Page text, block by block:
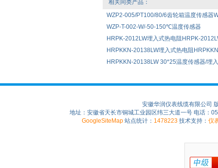
相关同类产品：
WZP2-005/PT100/80/6齿轮箱温度传感器
WZP-T-002-W/-50-150℃温度传感器
HRPK-2012LW埋入式热电阻HRPK-
HRPKKN-20138LW埋入式热电阻
HRPKKN-20138LW 30*25温度传感器/埋
安徽华润仪表线缆有限公司
地址：安徽省天长市铜城工业园区纬三大道一号 电话：
GoogleSiteMap 站点统计： 1478223 技术支持： 仪